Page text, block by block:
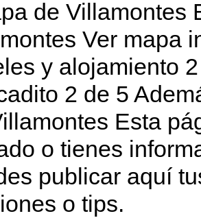
de Villamontes
Ver mapa
y alojamiento
2 de 5
Esta
o tienes
publicar aquí
o tips.